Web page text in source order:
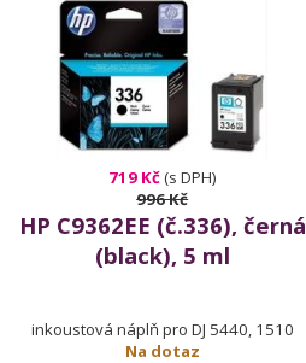
719 Kč(s DPH)
996 Kč
HP C9362EE (č.336), černá
(black), 5 ml
inkoustová náplň pro DJ 5440, 1510
Na dotaz